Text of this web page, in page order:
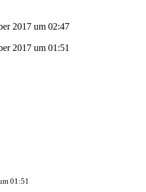
2017 um 02:47
2017 um 01:51
01:51